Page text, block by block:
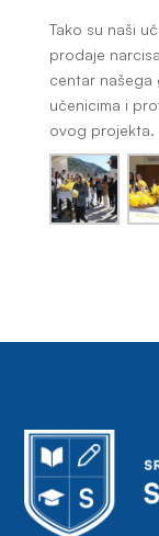
Tako su naši
prodaje
centar našega
učenicima i
ovog projekta.